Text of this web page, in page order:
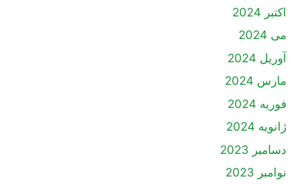
اکتبر 2024
می 2024
آوریل 2024
مارس 2024
فوریه 2024
ژانویه 2024
دسامبر 2023
نوامبر 2023